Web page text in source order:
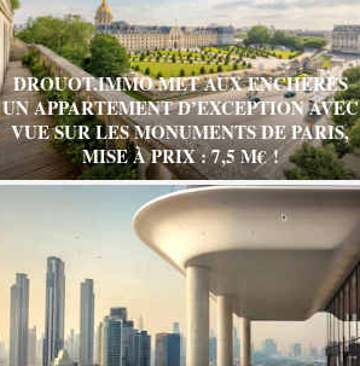
DROUOT.IMMO MET AUX ENCHÈRES
UN APPARTEMENT D’EXCEPTION AVEC
VUE SUR LES MONUMENTS DE PARIS,
MISE À PRIX : 7,5 M€ !